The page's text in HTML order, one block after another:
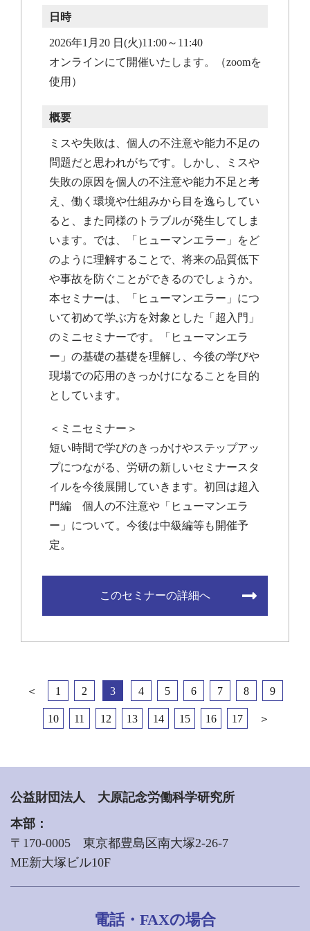
日時
2026年1月20 日(火)11:00～11:40
オンラインにて開催いたします。（zoomを
使用）
概要
ミスや失敗は、個人の不注意や能力不足の
問題だと思われがちです。しかし、ミスや
失敗の原因を個人の不注意や能力不足と考
え、働く環境や仕組みから目を逸らしてい
ると、また同様のトラブルが発生してしま
います。では、「ヒューマンエラー」をど
のように理解することで、将来の品質低下
や事故を防ぐことができるのでしょうか。
本セミナーは、「ヒューマンエラー」につ
いて初めて学ぶ方を対象とした「超入門」
のミニセミナーです。「ヒューマンエラ
ー」の基礎の基礎を理解し、今後の学びや
現場での応用のきっかけになることを目的
としています。
＜ミニセミナー＞
短い時間で学びのきっかけやステップアッ
プにつながる、労研の新しいセミナースタ
イルを今後展開していきます。初回は超入
門編 個人の不注意や「ヒューマンエラ
ー」について。今後は中級編等も開催予
定。
このセミナーの詳細へ
＜ 1 2 3 4 5 6 7 8 9
10 11 12 13 14 15 16 17 ＞
公益財団法人 大原記念労働科学研究所
本部：
〒170-0005 東京都豊島区南大塚2-26-7
ME新大塚ビル10F
電話・FAXの場合